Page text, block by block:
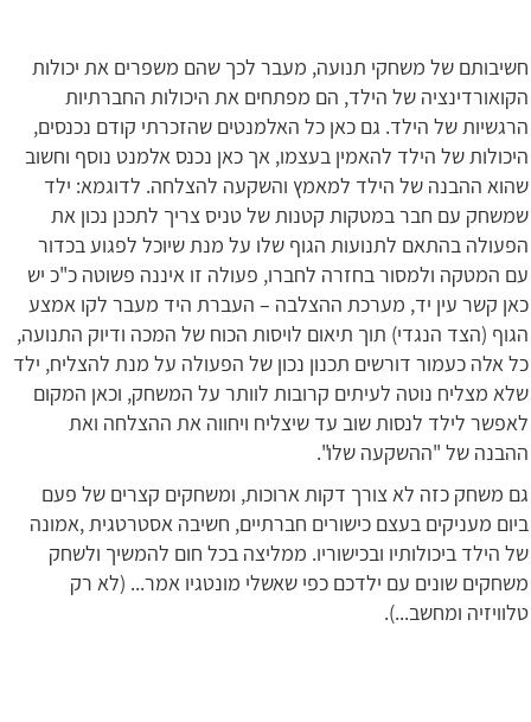
חשיבותם של משחקי תנועה, מעבר לכך שהם משפרים את יכולות
הקואורדינציה של הילד, הם מפתחים את היכולות החברתיות
הרגשיות של הילד. גם כאן כל האלמנטים שהזכרתי קודם נכנסים,
היכולות של הילד להאמין בעצמו, אך כאן נכנס אלמנט נוסף וחשוב
שהוא ההבנה של הילד למאמץ והשקעה להצלחה. לדוגמא: ילד
שמשחק עם חבר במטקות קטנות של טניס צריך לתכנן נכון את
הפעולה בהתאם לתנועות הגוף שלו על מנת שיוכל לפגוע בכדור
עם המטקה ולמסור בחזרה לחברו, פעולה זו איננה פשוטה כ"כ יש
כאן קשר עין יד, מערכת ההצלבה – העברת היד מעבר לקו אמצע
הגוף (הצד הנגדי) תוך תיאום לויסות הכוח של המכה ודיוק התנועה,
כל אלה כעמור דורשים תכנון נכון של הפעולה על מנת להצליח, ילד
שלא מצליח נוטה לעיתים קרובות לוותר על המשחק, וכאן המקום
לאפשר לילד לנסות שוב עד שיצליח ויחווה את ההצלחה ואת
ההבנה של "ההשקעה שלו".
גם משחק כזה לא צורך דקות ארוכות, ומשחקים קצרים של פעם
ביום מעניקים בעצם כישורים חברתיים, חשיבה אסטרטגית ,אמונה
של הילד ביכולותיו ובכישוריו. ממליצה בכל חום להמשיך ולשחק
משחקים שונים עם ילדכם כפי שאשלי מונטגיו אמר... (לא רק
טלוויזיה ומחשב...).